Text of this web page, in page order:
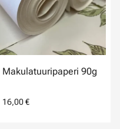
Makulatuuripaperi 90g
16,00 €